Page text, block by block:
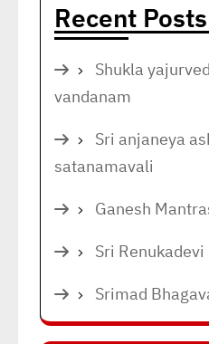
Recent Posts
Shukla
vandanam
Sri anjaneya
satanamavali
Ganesh
Sri
Srimad